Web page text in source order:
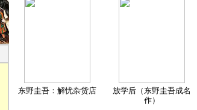
东野圭吾：解忧杂货店
放学后（东野圭吾成名
作）